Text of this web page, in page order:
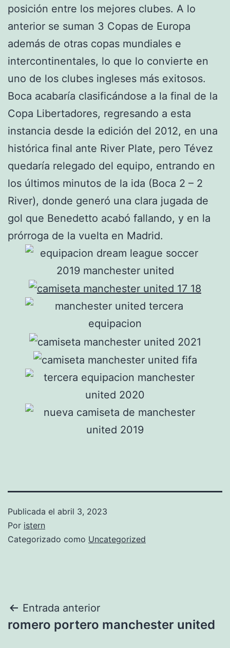
posición entre los mejores clubes. A lo
anterior se suman 3 Copas de Europa
además de otras copas mundiales e
intercontinentales, lo que lo convierte en
uno de los clubes ingleses más exitosos.
Boca acabaría clasificándose a la final de la
Copa Libertadores, regresando a esta
instancia desde la edición del 2012, en una
histórica final ante River Plate, pero Tévez
quedaría relegado del equipo, entrando en
los últimos minutos de la ida (Boca 2 – 2
River), donde generó una clara jugada de
gol que Benedetto acabó fallando, y en la
prórroga de la vuelta en Madrid.
Publicada el abril 3, 2023
Por istern
Categorizado como Uncategorized
Navegación
de
Entrada anterior
romero portero manchester united